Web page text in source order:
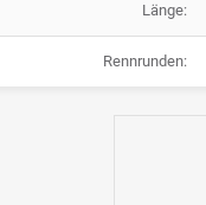
Länge:
Rennrunden: